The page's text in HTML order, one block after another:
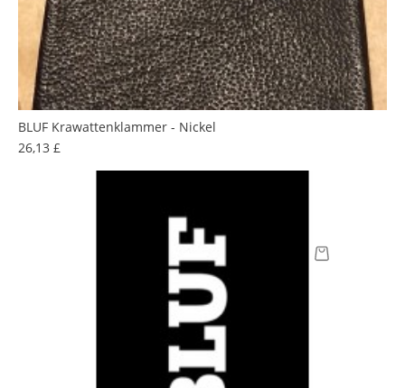
BLUF Krawattenklammer - Nickel
26,13 £